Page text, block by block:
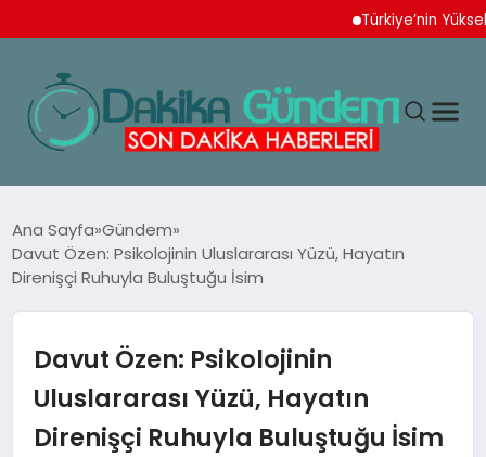
Türkiye’nin Yüksek
TEKNOLOJI
SPOR
YAŞAM
Ana Sayfa Gündem
Davut Özen: Psikolojinin Uluslararası Yüzü, Hayatın
Direnişçi Ruhuyla Buluştuğu İsim
Davut Özen: Psikolojinin
Uluslararası Yüzü, Hayatın
Direnişçi Ruhuyla Buluştuğu İsim